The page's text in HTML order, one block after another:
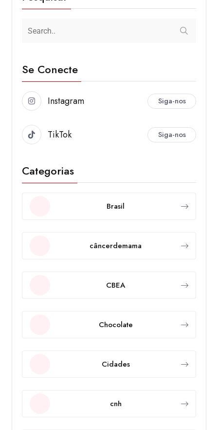
Se Conecte
Instagram Siga-nos
TikTok Siga-nos
Categorias
Brasil
câncerdemama
CBEA
Chocolate
Cidades
cnh